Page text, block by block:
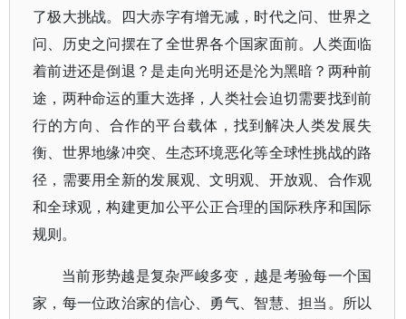
了极大挑战。四大赤字有增无减，时代之问、世界之
问、历史之问摆在了全世界各个国家面前。人类面临
着前进还是倒退？是走向光明还是沦为黑暗？两种前
途，两种命运的重大选择，人类社会迫切需要找到前
行的方向、合作的平台载体，找到解决人类发展失
衡、世界地缘冲突、生态环境恶化等全球性挑战的路
径，需要用全新的发展观、文明观、开放观、合作观
和全球观，构建更加公平公正合理的国际秩序和国际
规则。
当前形势越是复杂严峻多变，越是考验每一个国
家，每一位政治家的信心、勇气、智慧、担当。所以